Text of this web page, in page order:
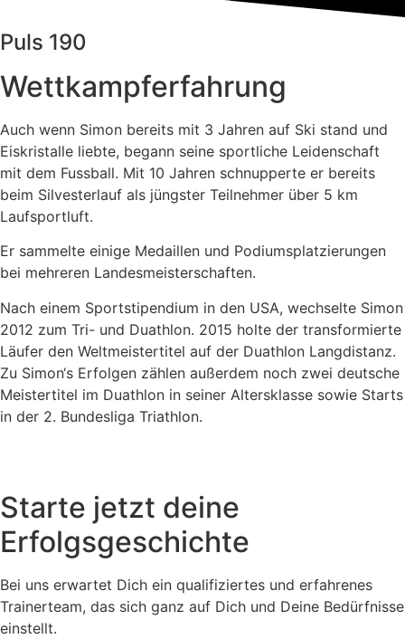
Puls 190
Wettkampf­erfahrung
Auch wenn Simon bereits mit 3 Jahren auf Ski stand und
Eiskristalle liebte, begann seine sportliche Leidenschaft
mit dem Fussball. Mit 10 Jahren schnupperte er bereits
beim Silvesterlauf als jüngster Teilnehmer über 5 km
Laufsportluft.
Er sammelte einige Medaillen und Podiumsplatzierungen
bei mehreren Landesmeisterschaften.
Nach einem Sportstipendium in den USA, wechselte Simon
2012 zum Tri- und Duathlon. 2015 holte der transformierte
Läufer den Weltmeistertitel auf der Duathlon Langdistanz.
Zu Simon‘s Erfolgen zählen außerdem noch zwei deutsche
Meistertitel im Duathlon in seiner Altersklasse sowie Starts
in der 2. Bundesliga Triathlon.
Starte jetzt deine
Erfolgsgeschichte
Bei uns erwartet Dich ein qualifiziertes und erfahrenes
Trainerteam, das sich ganz auf Dich und Deine Bedürfnisse
einstellt.